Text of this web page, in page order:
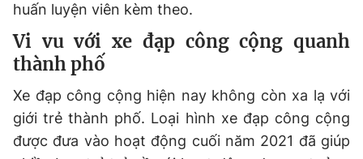
huấn luyện viên kèm theo.
Vi vu với xe đạp công cộng quanh
thành phố
Xe đạp công cộng hiện nay không còn xa lạ với
giới trẻ thành phố. Loại hình xe đạp công cộng
được đưa vào hoạt động cuối năm 2021 đã giúp